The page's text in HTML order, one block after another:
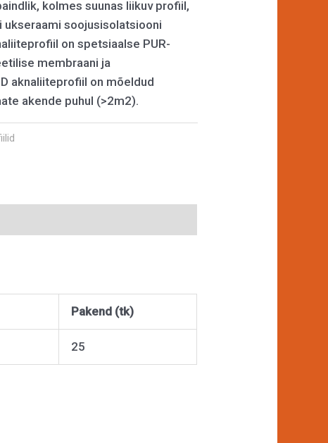
kolmes suunas liikuv profiil,
ukseraami soojusisolatsiooni
on spetsiaalse PUR-
membraani ja
aknaliiteprofiil on mõeldud
akende puhul (>2m2).
Pakend (tk)
25